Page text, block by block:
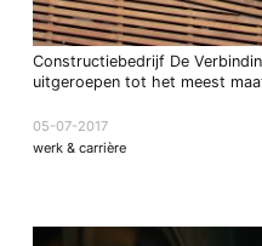
Constructiebedrijf De
uitgeroepen tot het meest
05-07-2017
werk & carrière